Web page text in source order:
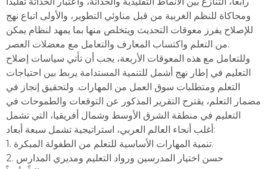
ومحاكاة للنظم الغربية من قبل مناوئي التطوير، والأولى اتباع نهج
للإصلاح يفرز معوقات التحديث ويتخلص منها بما يمهد لنظام يمكن
من التعلم واكتساب المعارف والتعامل مع معضلات العصر.
وللتعامل مع هذه المعوقات الأربعة، يجب أن تأتي سياسات إصلاح
التعليم في إطار نهج أشمل للتنمية المستدامة يربط بين احتياجات
التعلم ومتطلبات سوق العمل من المهارات. ولتحقيق إنجاز في
مضمار التعلم، يقترح التقرير المذكور عن التوقعات والطموحات في
التعليم في منطقة الشرق الأوسط وشمال أفريقيا، التي تشمل
أغلب أنحاء العالم العربي، استراتيجية تشمل سبعة أبعاد:
1. تنمية المهارات الأساسية للتعلم من الطفولة المبكرة.
2. حسن اختيار المدرسين ورواد التعليم ومديري المدارس